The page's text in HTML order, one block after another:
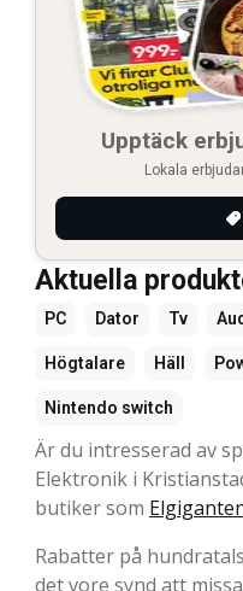
Upptäck
Lokala
Aktuella
PC Dator Tv
Högtalare Häll
Nintendo switch
Är du intresserad av
Elektronik i
butiker som
Rabatter på
det vore synd att